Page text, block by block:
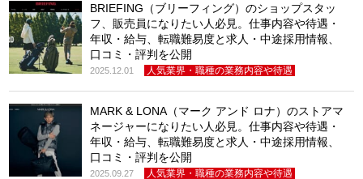
BRIEFING（ブリーフィング）のショップスタッ
フ、販売員になりたい人必見。仕事内容や待遇・
年収・給与、転職難易度と求人・中途採用情報、
口コミ・評判を公開
2025.12.01 人気業界・職種の業務内容や待遇
MARK & LONA（マーク アンド ロナ）のストアマ
ネージャーになりたい人必見。仕事内容や待遇・
年収・給与、転職難易度と求人・中途採用情報、
口コミ・評判を公開
2025.09.27 人気業界・職種の業務内容や待遇